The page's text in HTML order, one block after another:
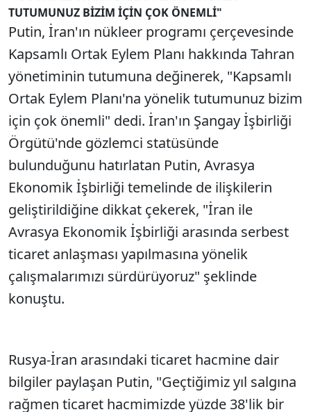
TUTUMUNUZ BİZİM İÇİN ÇOK ÖNEMLİ"
Putin, İran'ın nükleer programı çerçevesinde
Kapsamlı Ortak Eylem Planı hakkında Tahran
yönetiminin tutumuna değinerek, "Kapsamlı
Ortak Eylem Planı'na yönelik tutumunuz bizim
için çok önemli" dedi. İran'ın Şangay İşbirliği
Örgütü'nde gözlemci statüsünde
bulunduğunu hatırlatan Putin, Avrasya
Ekonomik İşbirliği temelinde de ilişkilerin
geliştirildiğine dikkat çekerek, "İran ile
Avrasya Ekonomik İşbirliği arasında serbest
ticaret anlaşması yapılmasına yönelik
çalışmalarımızı sürdürüyoruz" şeklinde
konuştu.
Rusya-İran arasındaki ticaret hacmine dair
bilgiler paylaşan Putin, "Geçtiğimiz yıl salgına
rağmen ticaret hacmimizde yüzde 38'lik bir